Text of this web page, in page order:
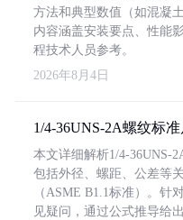
方法和典型数值（如混凝
内容涵盖安装要点、性能
程技术人员参考。
2026年8月4日
1/4-36UNS-2A螺纹标
本文详细解析1/4-36UNS-
包括外径、螺距、公差等
（ASME B1.1标准）。针
见疑问，通过公式推导给